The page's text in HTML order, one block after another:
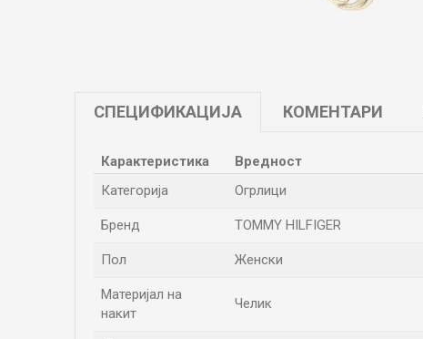
СПЕЦИФИКАЦИЈА КОМЕНТАРИ
Карактеристика
Вредност
Категорија
Огрлици
Бренд TOMMY HILFIGER
Пол Женски
Материјал на
накит
Челик